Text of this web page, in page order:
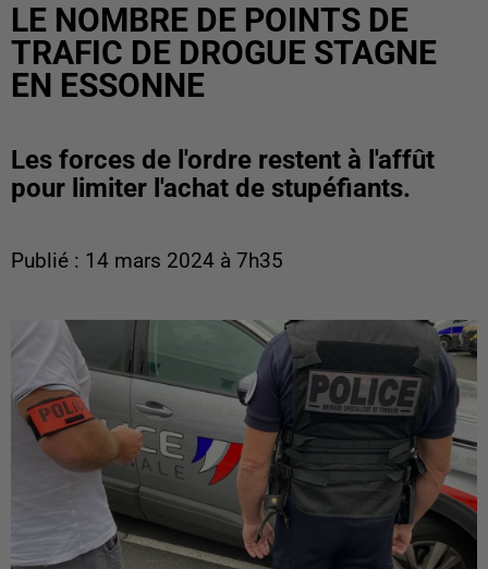
LE NOMBRE DE POINTS DE
TRAFIC DE DROGUE STAGNE
EN ESSONNE
Les forces de l'ordre restent à l'affût
pour limiter l'achat de stupéfiants.
Publié : 14 mars 2024 à 7h35